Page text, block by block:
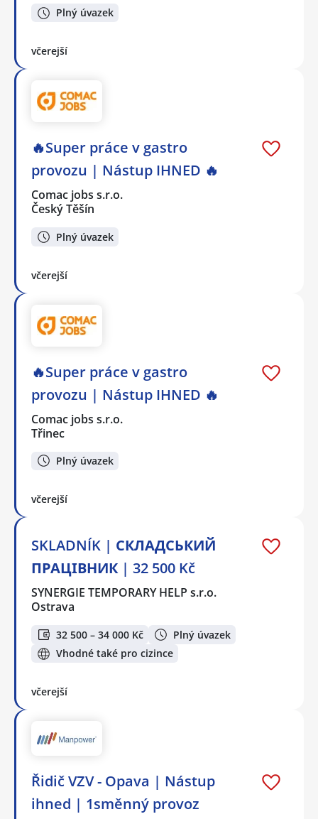
Plný úvazek
včerejší
🔥Super práce v gastro
provozu | Nástup IHNED 🔥
Comac jobs s.r.o.
Český Těšín
Plný úvazek
včerejší
🔥Super práce v gastro
provozu | Nástup IHNED 🔥
Comac jobs s.r.o.
Třinec
Plný úvazek
včerejší
SKLADNÍK | СКЛАДСЬКИЙ
ПРАЦІВНИК | 32 500 Kč
SYNERGIE TEMPORARY HELP s.r.o.
Ostrava
32 500 – 34 000 Kč
Plný úvazek
Vhodné také pro cizince
včerejší
Řidič VZV - Opava | Nástup
ihned | 1směnný provoz